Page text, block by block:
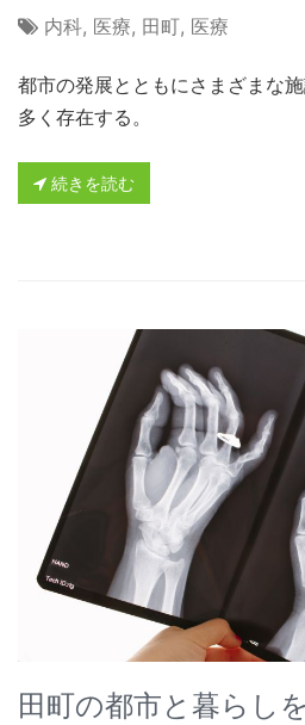
内科, 医療, 田町, 医療
都市の発展とともにさまざまな
多く存在する。
続きを読む
田町の都市と暮らし